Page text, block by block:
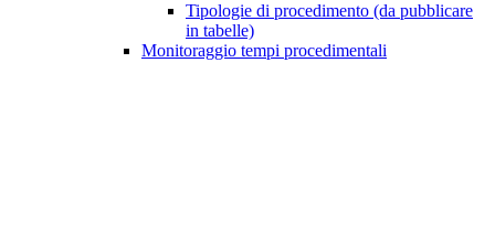
Tipologie di procedimento (da pubblicare
in tabelle)
Monitoraggio tempi procedimentali